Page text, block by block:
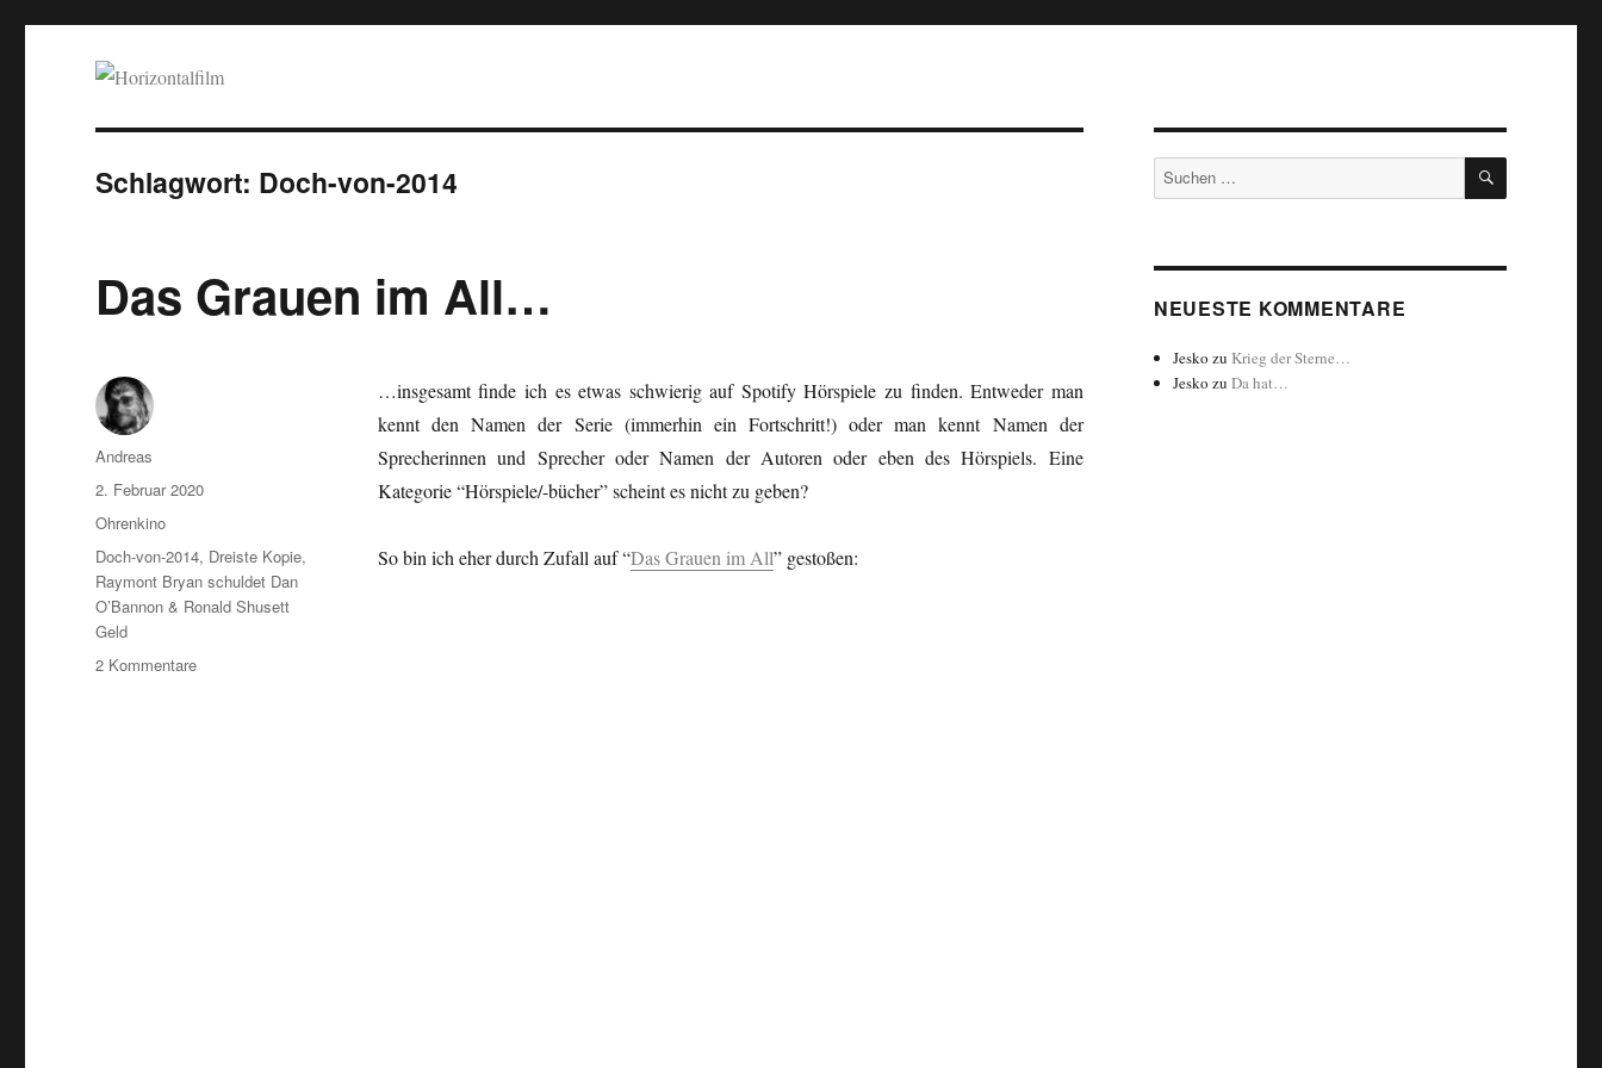
Schlagwort: Doch-von-2014
Das Grauen im All…
…insgesamt finde ich es etwas schwierig auf Spotify Hörspiele zu finden. Entweder man
kennt den Namen der Serie (immerhin ein Fortschritt!) oder man kennt Namen der
Sprecherinnen und Sprecher oder Namen der Autoren oder eben des Hörspiels. Eine
Kategorie “Hörspiele/-bücher” scheint es nicht zu geben?
So bin ich eher durch Zufall auf “Das Grauen im All” gestoßen:
Autor
Andreas
Veröffentlicht
am
2. Februar 2020
Kategorien
Ohrenkino
Schlagwörter
Doch-von-2014, Dreiste Kopie,
Raymont Bryan schuldet Dan
O’Bannon & Ronald Shusett
Geld
2 Kommentarezu
Suchen
nach:
SUCHEN
NEUESTE KOMMENTARE
Jesko zu Krieg der Sterne…
Jesko zuDa hat…